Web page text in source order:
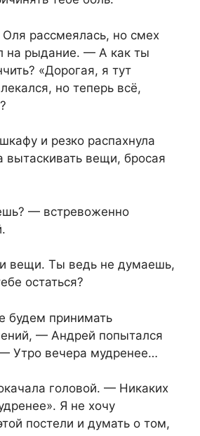
рассмеялась, но смех
на рыдание. — А как ты
«Дорогая, я тут
но теперь всё,
и резко распахнула
вещи, бросая
— встревоженно
вещи. Ты ведь не думаешь,
остаться?
будем принимать
— Андрей попытался
Утро вечера мудренее…
головой. — Никаких
Я не хочу
постели и думать о том,